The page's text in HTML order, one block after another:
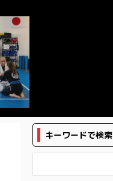
キーワードで検索